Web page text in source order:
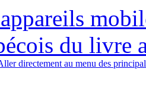
du livre
directement au menu des